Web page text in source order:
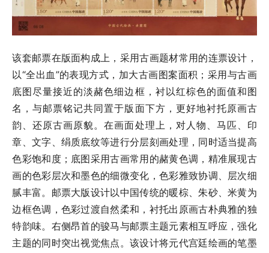
该套邮票在版面构成上，采用古画题材常用的连票设计，
以“全出血”的表现方式，加大古画图案面积；采用与古画
底图尽量接近的淡赭色细边框，衬以红棕色的面值和图
名，与邮票铭记共同置于版面下方，更好地衬托原画古
韵、还原古画原貌。在画面处理上，对人物、马匹、印
章、文字、绢质底纹等进行分层刻画处理，同时适当提高
色彩饱和度；底图采用古画常用的赭黄色调，精准展现古
画的色彩层次和墨色的细微变化，色彩雅致协调、层次细
腻丰富。邮票大版设计以中国传统的暖棕、朱砂、米黄为
边框色调，色彩过渡自然柔和，衬托出原画古朴典雅的独
特韵味。右侧昂首的骏马与邮票主题元素相互呼应，强化
主题的同时突出视觉焦点。该设计将元代宫廷绘画的笔墨